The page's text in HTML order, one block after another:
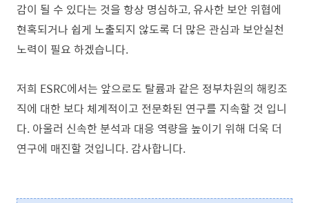
감이 될 수 있다는 것을 항상 명심하고, 유사한 보안 위협에
현혹되거나 쉽게 노출되지 않도록 더 많은 관심과보안실천
노력이 필요 하겠습니다.
저희 ESRC에서는 앞으로도 탈륨과 같은 정부차원의 해킹조
직에 대한 보다 체계적이고 전문화된 연구를 지속할 것 입니
다. 아울러 신속한 분석과 대응 역량을 높이기 위해 더욱 더
연구에 매진할 것입니다. 감사합니다.